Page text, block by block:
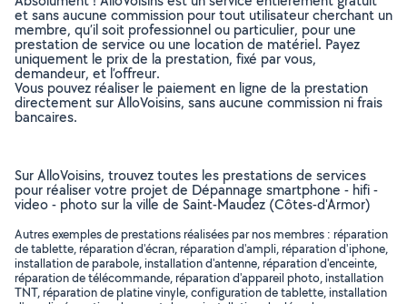
et sans aucune commission pour tout utilisateur cherchant un
membre, qu’il soit professionnel ou particulier, pour une
prestation de service ou une location de matériel. Payez
uniquement le prix de la prestation, fixé par vous,
demandeur, et l’offreur.
Vous pouvez réaliser le paiement en ligne de la prestation
directement sur AlloVoisins, sans aucune commission ni frais
bancaires.
Sur AlloVoisins, trouvez toutes les prestations de services
pour réaliser votre projet de Dépannage smartphone - hifi -
video - photo sur la ville de Saint-Maudez (Côtes-d'Armor)
Autres exemples de prestations réalisées par nos membres : réparation
de tablette, réparation d'écran, réparation d'ampli, réparation d'iphone,
installation de parabole, installation d'antenne, réparation d'enceinte,
réparation de télécommande, réparation d'appareil photo, installation
TNT, réparation de platine vinyle, configuration de tablette, installation